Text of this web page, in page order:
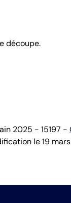
découpe.
2025 - 15197 -
le 19